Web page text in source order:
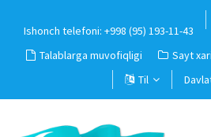
Ishonch telefoni: +998 (95) 193-11-43
Talablarga muvofiqligi Sayt
Til